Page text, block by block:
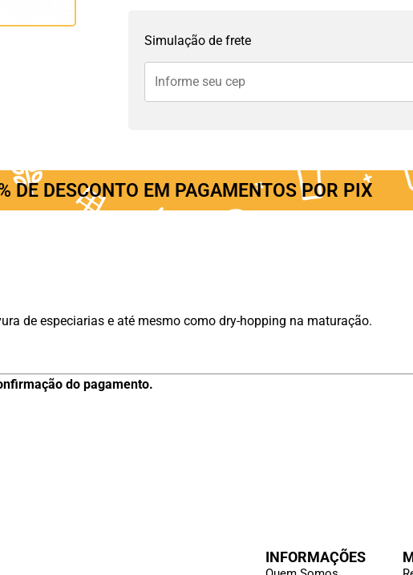
Simulação de frete
DE DESCONTO EM PAGAMENTOS POR PIX
de especiarias e até mesmo como dry-hopping na maturação.
do pagamento.
INFORMAÇÕES